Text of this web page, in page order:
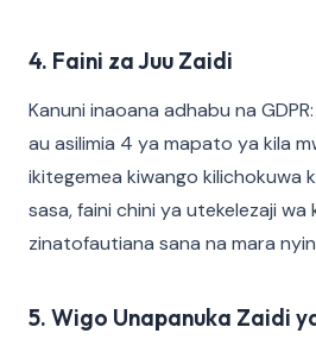
4. Faini za Juu Zaidi
Kanuni inaoana adhabu na
au asilimia 4 ya mapato ya kila
ikitegemea kiwango kilichokuwa
sasa, faini chini ya utekelezaji
zinatofautiana sana na mara
5. Wigo Unapanuka Zaidi